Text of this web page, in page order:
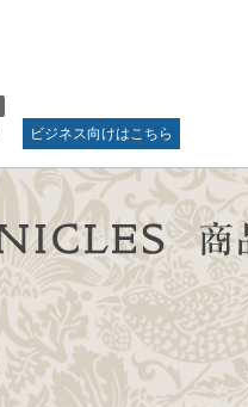
ビジネス向けはこちら